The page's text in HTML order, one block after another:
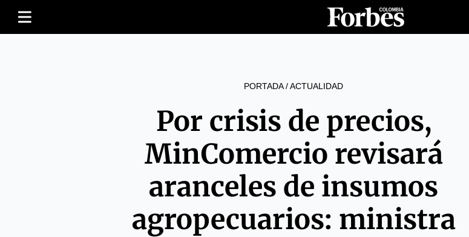
PORTADA/ACTUALIDAD
Por crisis de precios,
MinComercio revisará
aranceles de insumos
agropecuarios: ministra